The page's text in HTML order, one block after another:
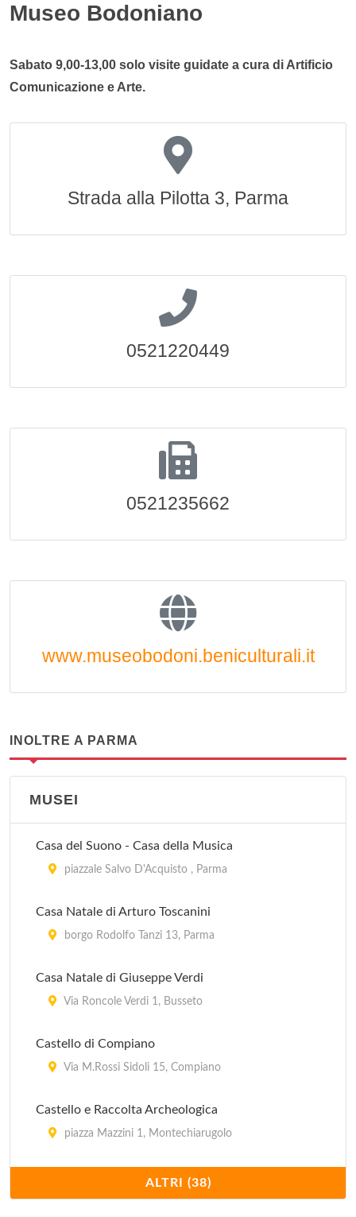
Museo Bodoniano
Sabato 9,00-13,00 solo visite guidate a cura di Artificio
Comunicazione e Arte.
Strada alla Pilotta 3, Parma
0521220449
0521235662
www.museobodoni.beniculturali.it
INOLTRE A PARMA
MUSEI
Casa del Suono - Casa della Musica
piazzale Salvo D'Acquisto , Parma
Casa Natale di Arturo Toscanini
borgo Rodolfo Tanzi 13, Parma
Casa Natale di Giuseppe Verdi
Via Roncole Verdi 1, Busseto
Castello di Compiano
Via M.Rossi Sidoli 15, Compiano
Castello e Raccolta Archeologica
piazza Mazzini 1, Montechiarugolo
Collezione dell'Istituto di Mineralogia
viale Gian Paolo Usberti 157/a, Parma
ALTRI (38)